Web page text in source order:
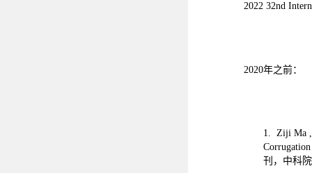
2022 32nd
2020年之前：
1. Ziji Ma ,
刊，中科